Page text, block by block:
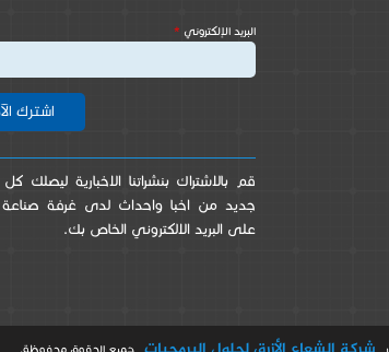
‏البريد الإلكتروني ‏ *
قم بالاشتراك بنشراتنا الاخبارية ليصلك
جديد من اخبا واحداث لدى غرفة صناعة
على البريد الالكتروني الخاص بك.